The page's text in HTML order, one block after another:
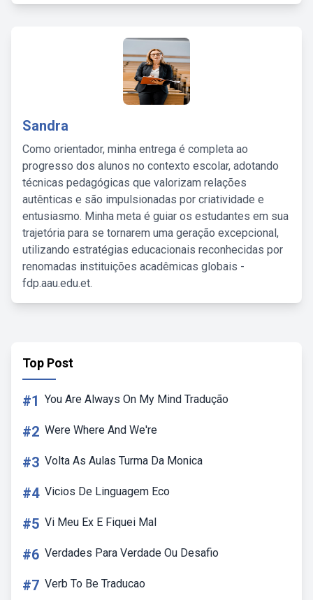
Sandra
Como orientador, minha entrega é completa ao
progresso dos alunos no contexto escolar, adotando
técnicas pedagógicas que valorizam relações
autênticas e são impulsionadas por criatividade e
entusiasmo. Minha meta é guiar os estudantes em sua
trajetória para se tornarem uma geração excepcional,
utilizando estratégias educacionais reconhecidas por
renomadas instituições acadêmicas globais -
fdp.aau.edu.et.
Top Post
#1 You Are Always On My Mind Tradução
#2 Were Where And We're
#3 Volta As Aulas Turma Da Monica
#4 Vicios De Linguagem Eco
#5 Vi Meu Ex E Fiquei Mal
#6 Verdades Para Verdade Ou Desafio
#7 Verb To Be Traducao